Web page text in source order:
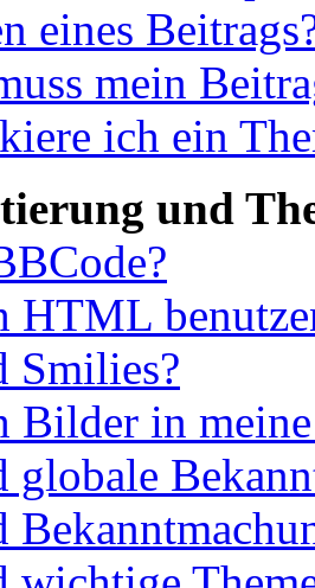
eines
mein
ich ein
und
HTML
Smilies?
Bilder in
globale